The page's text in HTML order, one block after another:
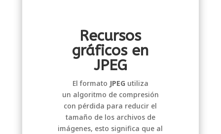
Recursos
gráficos en
JPEG
El formato JPEGutiliza
un algoritmo de compresión
con pérdida para reducir el
tamaño de los archivos de
imágenes, esto significa que al